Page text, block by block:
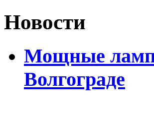
Новости
Мощные
Волгограде